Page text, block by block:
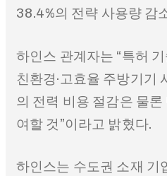
38.4%의 전략 사용량 감
하인스 관계자는 “특허
친환경·고효율 주방기기
의 전력 비용 절감은 물
여할 것”이라고 밝혔다.
하인스는 수도권 소재 기